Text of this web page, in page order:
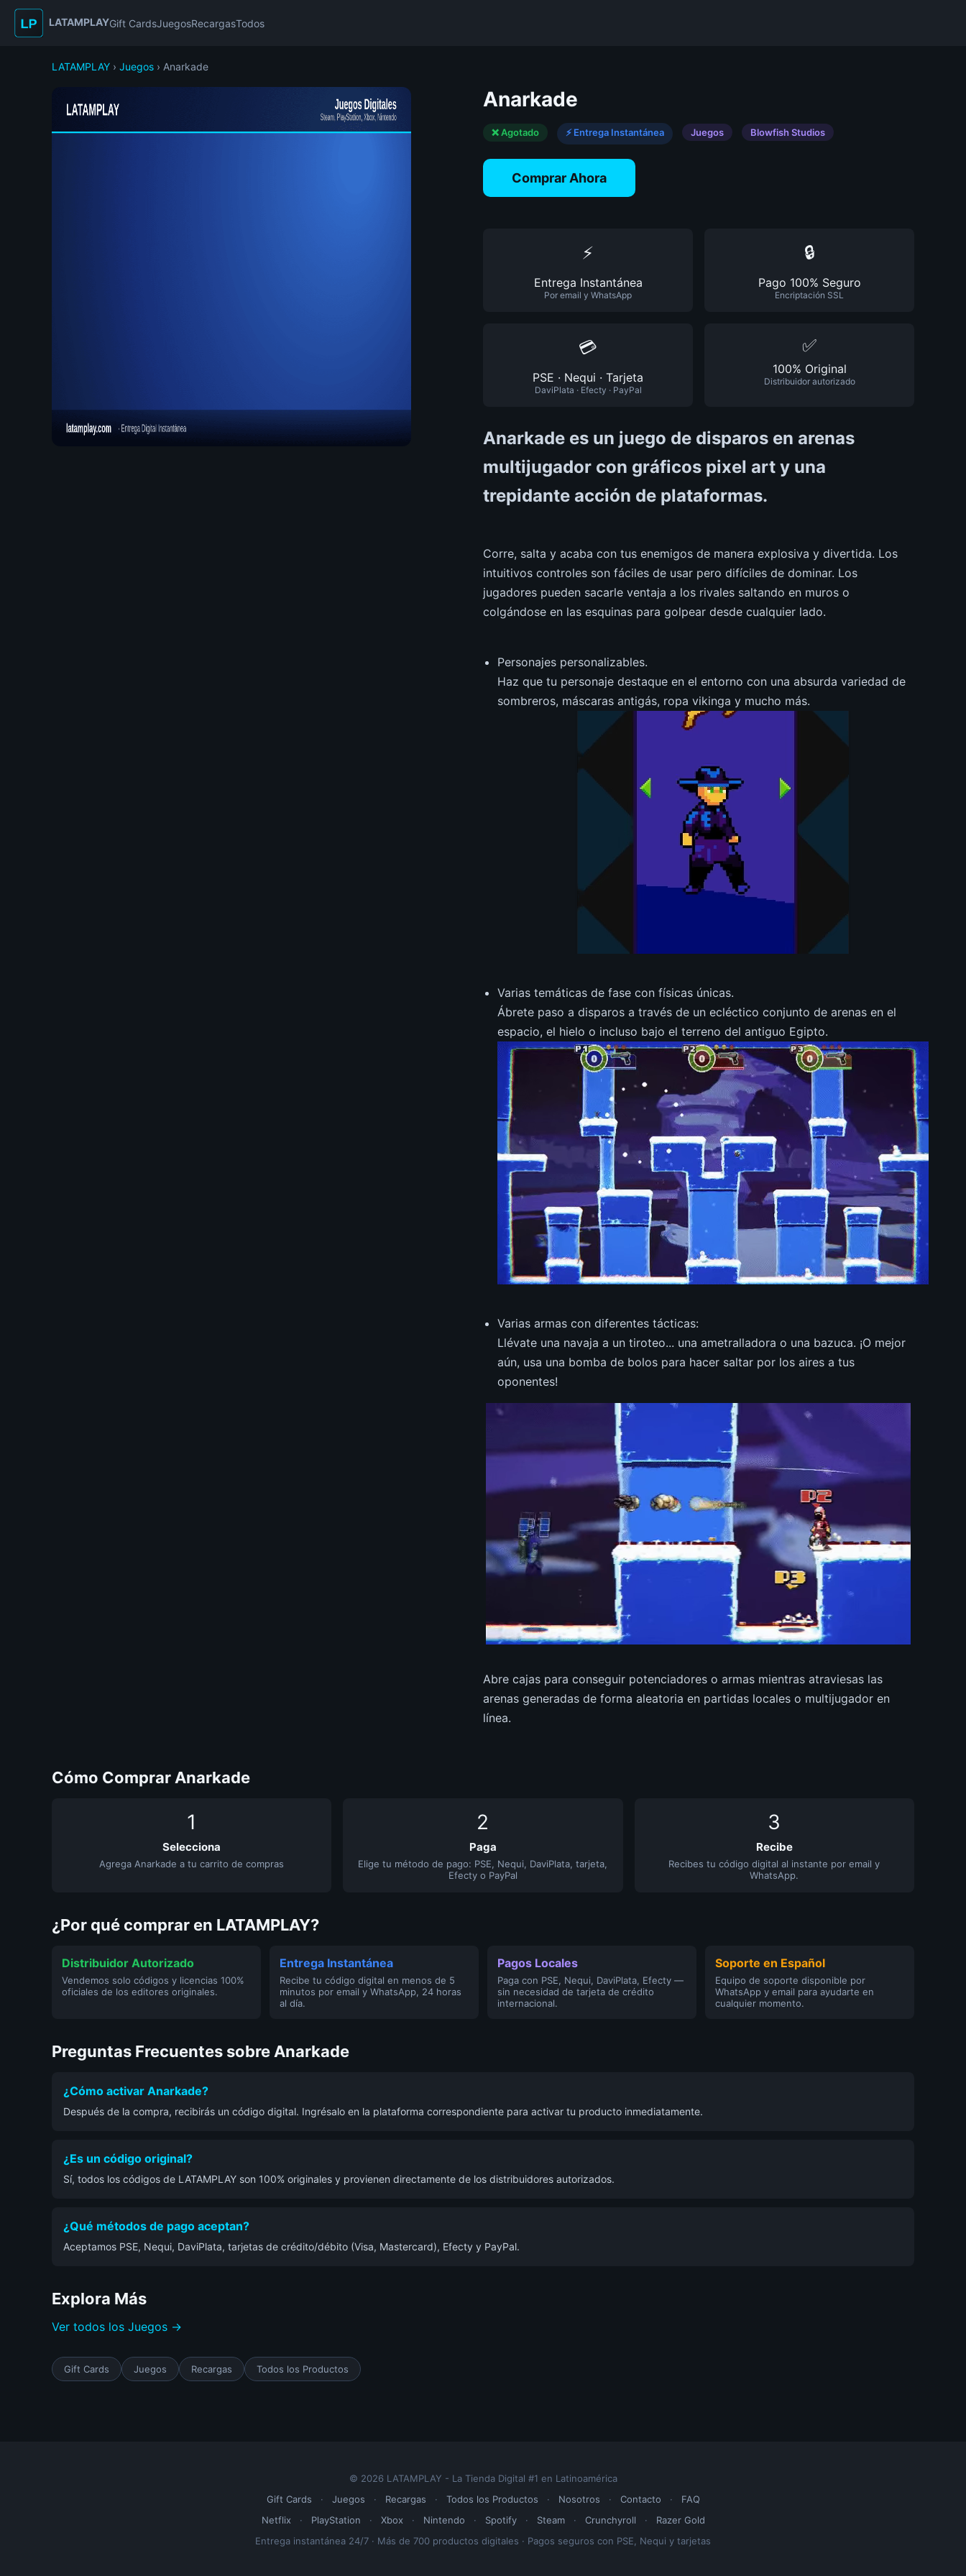
LATAMPLAYGift CardsJuegosRecargasTodos
LATAMPLAY › Juegos › Anarkade
Anarkade
❌ Agotado ⚡ Entrega Instantánea Juegos Blowfish Studios
Comprar Ahora
⚡
Entrega Instantánea
Por email y WhatsApp
🔒
Pago 100% Seguro
Encriptación SSL
💳
PSE · Nequi · Tarjeta
DaviPlata · Efecty · PayPal
✅
100% Original
Distribuidor autorizado
Anarkade es un juego de disparos en arenas
multijugador con gráficos pixel art y una
trepidante acción de plataformas.
Corre, salta y acaba con tus enemigos de manera explosiva y divertida. Los
intuitivos controles son fáciles de usar pero difíciles de dominar. Los
jugadores pueden sacarle ventaja a los rivales saltando en muros o
colgándose en las esquinas para golpear desde cualquier lado.
Personajes personalizables.
Haz que tu personaje destaque en el entorno con una absurda variedad de
sombreros, máscaras antigás, ropa vikinga y mucho más.
Varias temáticas de fase con físicas únicas.
Ábrete paso a disparos a través de un ecléctico conjunto de arenas en el
espacio, el hielo o incluso bajo el terreno del antiguo Egipto.
Varias armas con diferentes tácticas:
Llévate una navaja a un tiroteo... una ametralladora o una bazuca. ¡O mejor
aún, usa una bomba de bolos para hacer saltar por los aires a tus
oponentes!
Abre cajas para conseguir potenciadores o armas mientras atraviesas las
arenas generadas de forma aleatoria en partidas locales o multijugador en
línea.
Cómo Comprar Anarkade
1
Selecciona
Agrega Anarkade a tu carrito de compras
2
Paga
Elige tu método de pago: PSE, Nequi, DaviPlata, tarjeta,
Efecty o PayPal
3
Recibe
Recibes tu código digital al instante por email y
WhatsApp.
¿Por qué comprar en LATAMPLAY?
Distribuidor Autorizado
Vendemos solo códigos y licencias 100%
oficiales de los editores originales.
Entrega Instantánea
Recibe tu código digital en menos de 5
minutos por email y WhatsApp, 24 horas
al día.
Pagos Locales
Paga con PSE, Nequi, DaviPlata, Efecty —
sin necesidad de tarjeta de crédito
internacional.
Soporte en Español
Equipo de soporte disponible por
WhatsApp y email para ayudarte en
cualquier momento.
Preguntas Frecuentes sobre Anarkade
¿Cómo activar Anarkade?
Después de la compra, recibirás un código digital. Ingrésalo en la plataforma correspondiente para activar tu producto inmediatamente.
¿Es un código original?
Sí, todos los códigos de LATAMPLAY son 100% originales y provienen directamente de los distribuidores autorizados.
¿Qué métodos de pago aceptan?
Aceptamos PSE, Nequi, DaviPlata, tarjetas de crédito/débito (Visa, Mastercard), Efecty y PayPal.
Explora Más
Ver todos los Juegos →
Gift Cards Juegos Recargas Todos los Productos
© 2026 LATAMPLAY - La Tienda Digital #1 en Latinoamérica
Gift Cards
· Juegos · Recargas · Todos los Productos · Nosotros · Contacto ·
FAQ
Netflix
· PlayStation · Xbox · Nintendo · Spotify · Steam · Crunchyroll ·
Razer Gold
Entrega instantánea 24/7 · Más de 700 productos digitales · Pagos seguros con PSE, Nequi y tarjetas